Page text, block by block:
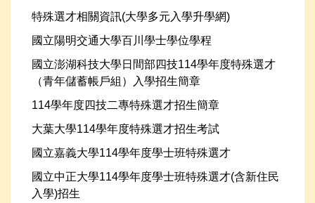
特殊選才相關資訊(大學多元入學升學網)
國立陽明交通大學百川學士學位學程
國立澎湖科技大學日間部四技114學年度特殊選才
（青年儲蓄帳戶組）入學招生簡章
114學年度四技二專特殊選才招生簡章
大葉大學114學年度特殊選才招生考試
國立嘉義大學114學年度學士班特殊選才
國立中正大學114學年度學士班特殊選才(含新住民
入學)招生